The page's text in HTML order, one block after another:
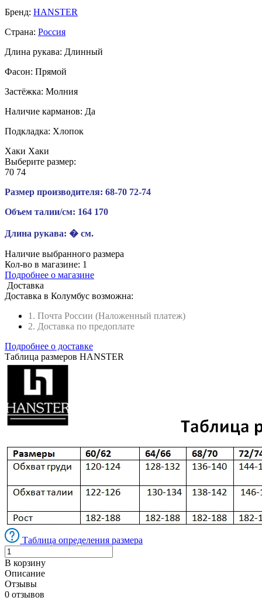
Бренд: HANSTER
Страна: Россия
Длина рукава: Длинный
Фасон: Прямой
Застёжка: Молния
Наличие карманов: Да
Подкладка: Хлопок
Хаки Хаки
Выберите размер:
70 74
Размер производителя: 68-70 72-74
Объем талии/см: 164 170
Длина рукава: � см.
Наличие выбранного размера
Кол-во в магазине: 1
Подробнее о магазине
Доставка
Доставка в Колумбус возможна:
1. Почта России (Наложенный платеж)
2. Доставка по предоплате
Подробнее о доставке
Таблица размеров HANSTER
Таблица определения размера
В корзину
Описание
Отзывы
0 отзывов